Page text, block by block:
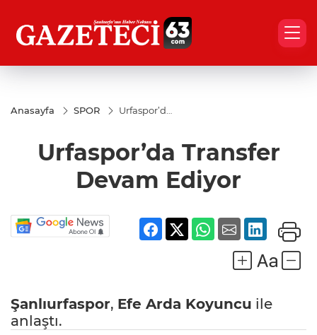
Anasayfa SPOR
Urfaspor’da
Ediyor
Urfaspor’da Transfer
Devam Ediyor
Şanlıurfaspor, Efe Arda Koyuncu ile
anlaştı.